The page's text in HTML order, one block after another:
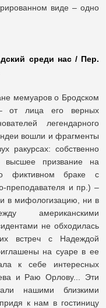
виде – одно
среди нас / Пер.
мемуаров о Бродском
от лица его верных
легендарного
вошли и фрагменты
ракурсах: собственно
высшее призвание на
фиктивном браке с
преподавателя и пр.) –
в мифологизацию, ни в
американскими
не обходилась
встреч с Надеждой
на суаре в ее
к себе интересных
и Раю Орлову... Эти
нашими близкими
к нам в гостиницу